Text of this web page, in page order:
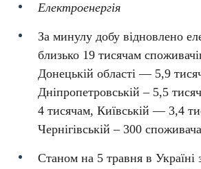
Електроенергія
За минулу добу відновлено
близько 19 тисячам
Донецькій області — 5,9
Дніпропетровській – 5,5
4 тисячам, Київській — 3,4
Чернігівській – 300
Станом на 5 травня в Україні